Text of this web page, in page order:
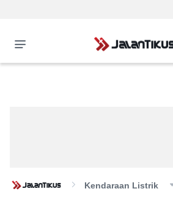
Kendaraan Listrik